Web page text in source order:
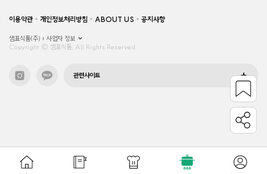
이용약관 개인정보처리방침 ABOUT US 공지사항
샘표식품(주)
사업자 정보
Copyright © 샘표식품, All Rights Reserved.
관련사이트